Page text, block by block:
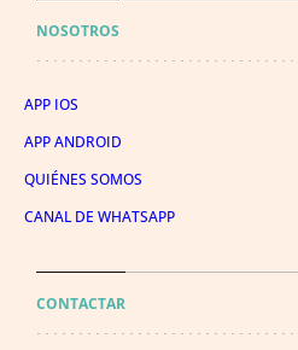
NOSOTROS
APP IOS
APP ANDROID
QUIÉNES SOMOS
CANAL DE WHATSAPP
CONTACTAR